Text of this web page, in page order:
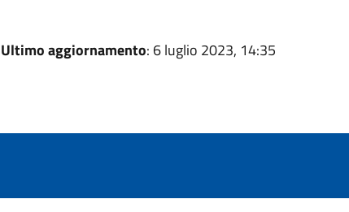
Ultimo aggiornamento: 6 luglio 2023, 14:35